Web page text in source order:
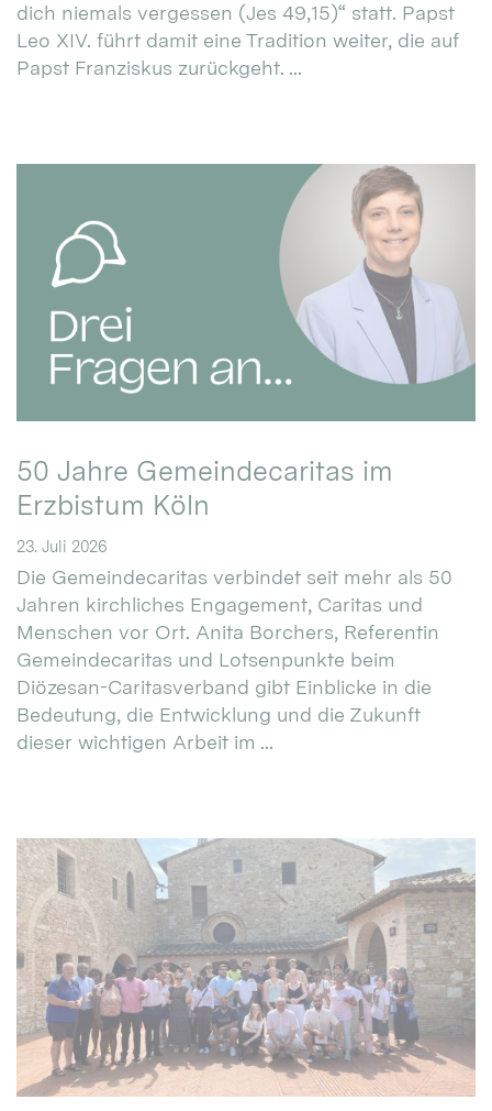
dich niemals vergessen (Jes 49,15)“ statt. Papst
Leo XIV. führt damit eine Tradition weiter, die auf
Papst Franziskus zurückgeht. ...
50 Jahre Gemeindecaritas im
Erzbistum Köln
23. Juli 2026
Die Gemeindecaritas verbindet seit mehr als 50
Jahren kirchliches Engagement, Caritas und
Menschen vor Ort. Anita Borchers, Referentin
Gemeindecaritas und Lotsenpunkte beim
Diözesan-Caritasverband gibt Einblicke in die
Bedeutung, die Entwicklung und die Zukunft
dieser wichtigen Arbeit im ...